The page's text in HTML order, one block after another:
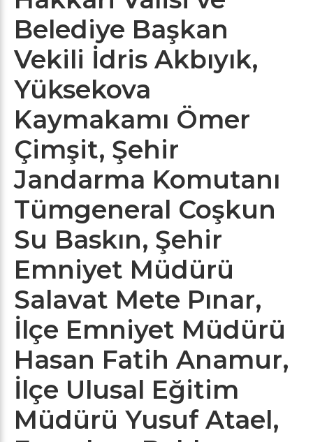
Belediye Başkan
Vekili İdris Akbıyık,
Yüksekova
Kaymakamı Ömer
Çimşit, Şehir
Jandarma Komutanı
Tümgeneral Coşkun
Su Baskın, Şehir
Emniyet Müdürü
Salavat Mete Pınar,
İlçe Emniyet Müdürü
Hasan Fatih Anamur,
İlçe Ulusal Eğitim
Müdürü Yusuf Atael,